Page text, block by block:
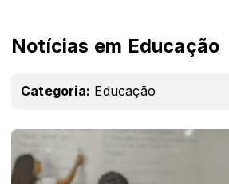
Notícias em Educação
Categoria: Educação